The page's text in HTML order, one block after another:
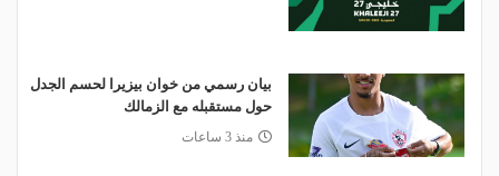
بيان رسمي من خوان بيزيرا لحسم الجدل
حول مستقبله مع الزمالك
منذ 3 ساعات